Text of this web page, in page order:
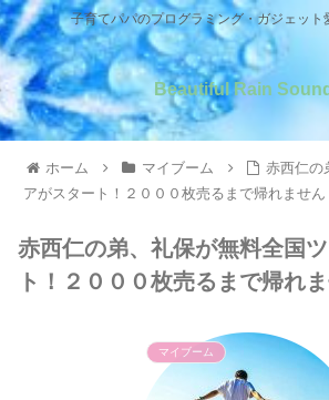
子育てパパのプログラミング・ガジェット
Beautiful Rain
ホーム マイブーム
赤西仁の
アがスタート！２０００枚売るまで帰れません
赤西仁の弟、礼保が無料全国
ト！２０００枚売るまで帰れ
マイブーム